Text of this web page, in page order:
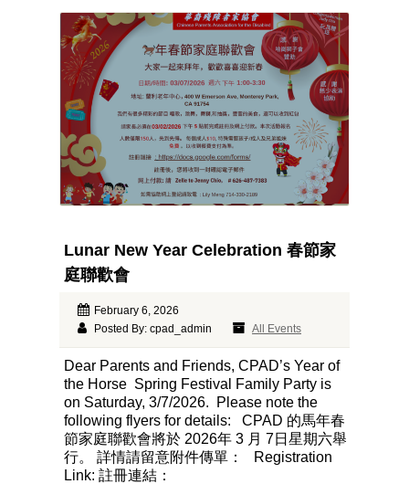
Lunar New Year Celebration 春節家
庭聯歡會
February 6, 2026
Posted By: cpad_admin
All Events
Dear Parents and Friends, CPAD’s Year of
the Horse Spring Festival Family Party is
on Saturday, 3/7/2026. Please note the
following flyers for details: CPAD 的馬年春
節家庭聯歡會將於 2026年 3 月 7日星期六舉
行。 詳情請留意附件傳單： Registration
Link: 註冊連結：